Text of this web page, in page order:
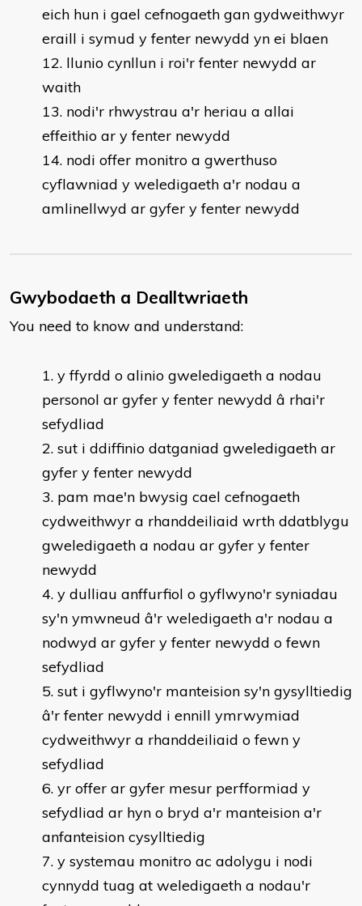
eich hun i gael cefnogaeth gan gydweithwyr
eraill i symud y fenter newydd yn ei blaen
llunio cynllun i roi'r fenter newydd ar
waith
nodi'r rhwystrau a'r heriau a allai
effeithio ar y fenter newydd
nodi offer monitro a gwerthuso
cyflawniad y weledigaeth a'r nodau a
amlinellwyd ar gyfer y fenter newydd
Gwybodaeth a Dealltwriaeth
You need to know and understand:
y ffyrdd o alinio gweledigaeth a nodau
personol ar gyfer y fenter newydd â rhai'r
sefydliad
sut i ddiffinio datganiad gweledigaeth ar
gyfer y fenter newydd
pam mae'n bwysig cael cefnogaeth
cydweithwyr a rhanddeiliaid wrth ddatblygu
gweledigaeth a nodau ar gyfer y fenter
newydd
y dulliau anffurfiol o gyflwyno'r syniadau
sy'n ymwneud â'r weledigaeth a'r nodau a
nodwyd ar gyfer y fenter newydd o fewn
sefydliad
sut i gyflwyno'r manteision sy'n gysylltiedig
â'r fenter newydd i ennill ymrwymiad
cydweithwyr a rhanddeiliaid o fewn y
sefydliad
yr offer ar gyfer mesur perfformiad y
sefydliad ar hyn o bryd a'r manteision a'r
anfanteision cysylltiedig
y systemau monitro ac adolygu i nodi
cynnydd tuag at weledigaeth a nodau'r